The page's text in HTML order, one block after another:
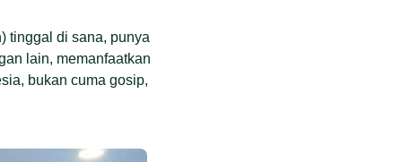
tinggal di sana, punya
lain, memanfaatkan
bukan cuma gosip,